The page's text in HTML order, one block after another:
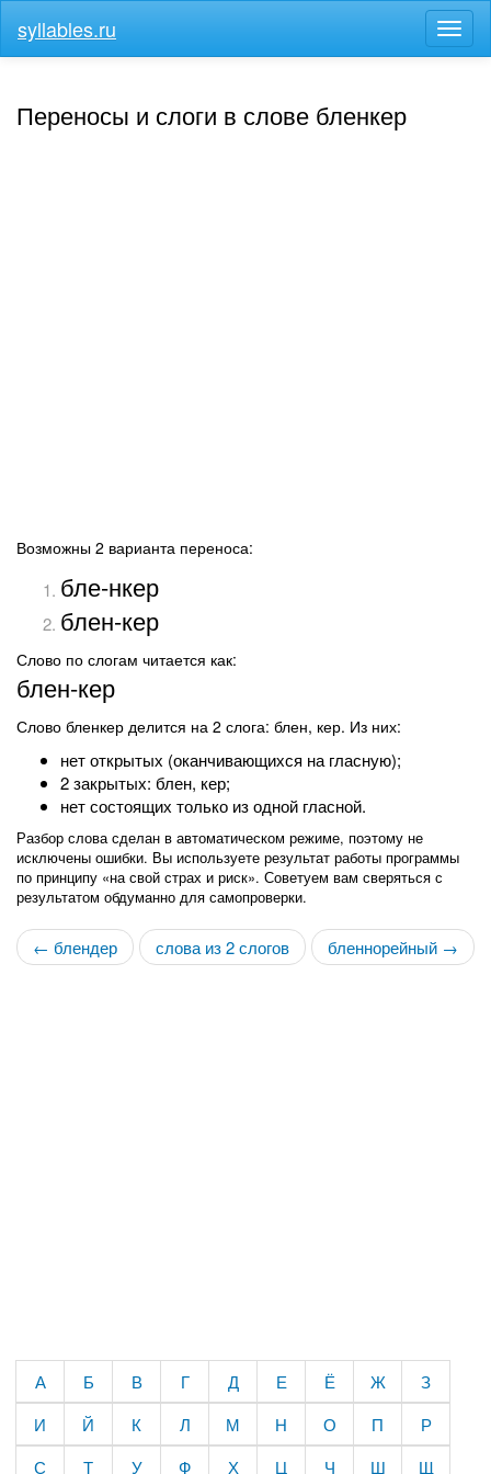
меню
syllables.ru
Переносы и слоги в слове бленкер
Возможны 2 варианта переноса:
бле-нкер
блен-кер
Слово по слогам читается как:
блен-кер
Слово бленкер делится на 2 слога: блен, кер. Из них:
нет открытых (оканчивающихся на гласную);
2 закрытых: блен, кер;
нет состоящих только из одной гласной.
Разбор слова сделан в автоматическом режиме, поэтому не
исключены ошибки. Вы используете результат работы программы
по принципу «на свой страх и риск». Советуем вам сверяться с
результатом обдуманно для самопроверки.
← блендер бленнорейный →
слова из 2 слогов
А Б В Г Д Е Ё Ж
З
И
Й К Л М Н О П
Р
С
Т У Ф Х Ц Ч Ш Щ